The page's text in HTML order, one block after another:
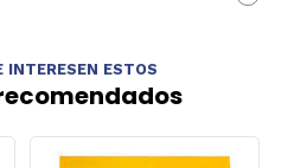
INTERESEN ESTOS